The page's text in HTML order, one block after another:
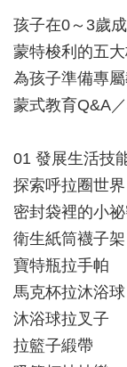
孩子在0～3歲
蒙特梭利的五
為孩子準備專
蒙式教育Q&A
01 發展生活技
探索呼拉圈世界
密封袋裡的小
衛生紙筒襪子架
寶特瓶拉手帕
馬克杯拉沐浴球
沐浴球拉叉子
拉籃子緞帶